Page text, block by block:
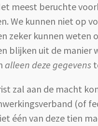
meest beruchte
We kunnen niet op
zeker kunnen weten
blijken uit de manier
alleen deze gegevens
zal aan de macht
(of
één van deze tien